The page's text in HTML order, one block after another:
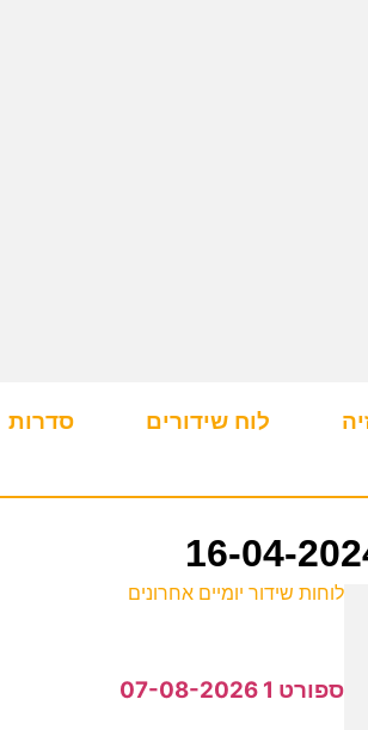
לוח שידורים סדרות
לוחות שידור יומיים אחרונים
ספורט 1 07-08-2026